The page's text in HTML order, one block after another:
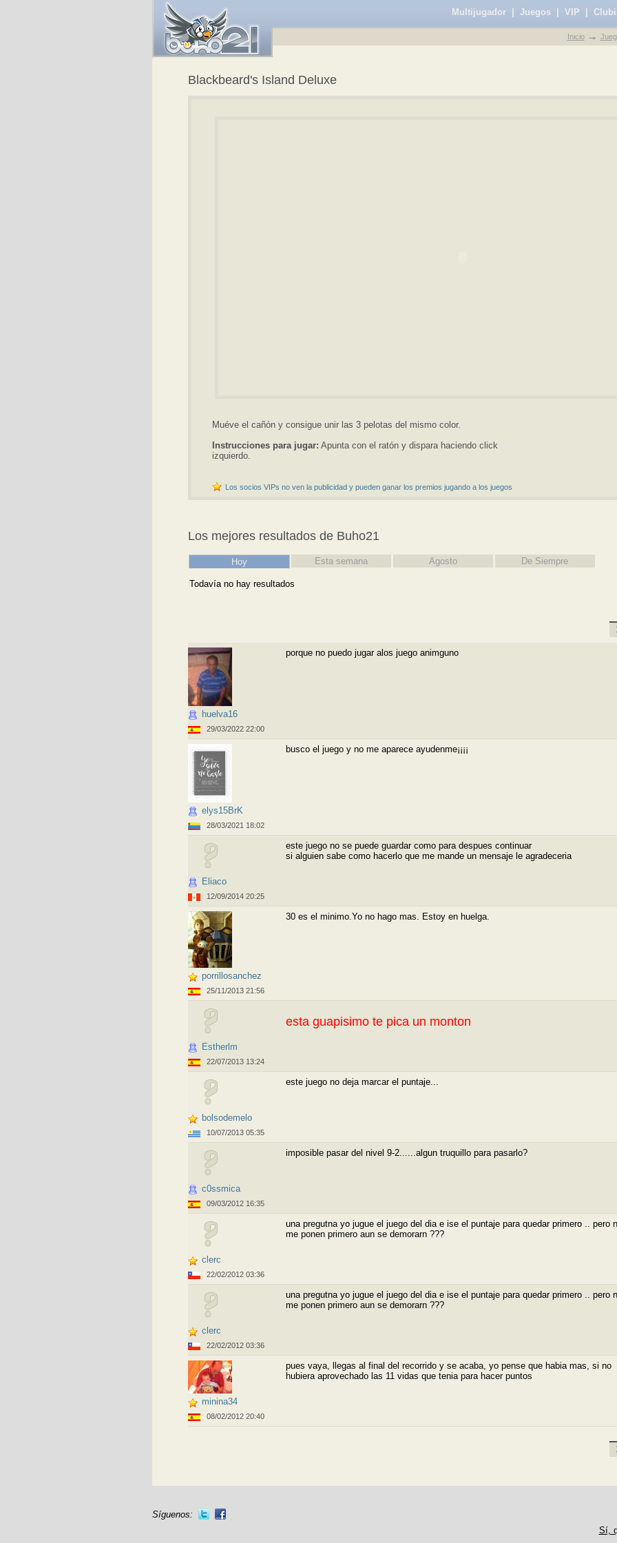
Multijugador| Juegos| VIP
Inicio
Blackbeard's Island Deluxe
Muéve el cañón y consigue unir las 3 pelotas del mismo color.
Instrucciones para jugar: Apunta con el ratón y dispara haciendo click
izquierdo.
Los socios VIPs no ven la publicidad y pueden ganar los premios jugando a los juegos
Los mejores resultados de Buho21
Hoy Esta semana Agosto De Siempre
Todavía no hay resultados
huelva16
29/03/2022 22:00
porque no puedo jugar alos juego animguno
elys15BrK
28/03/2021 18:02
busco el juego y no me aparece ayudenme¡¡¡¡
Eliaco
12/09/2014 20:25
este juego no se puede guardar como para despues continuar
si alguien sabe como hacerlo que me mande un mensaje le agradeceria
porrillosanchez
25/11/2013 21:56
30 es el minimo.Yo no hago mas. Estoy en huelga.
Estherlm
22/07/2013 13:24
esta guapisimo te pica un monton
bolsodemelo
10/07/2013 05:35
este juego no deja marcar el puntaje...
c0ssmica
09/03/2012 16:35
imposible pasar del nivel 9-2......algun truquillo para pasarlo?
clerc
22/02/2012 03:36
una pregutna yo jugue el juego del dia e ise el puntaje para quedar primero .. pero
me ponen primero aun se demorarn ???
clerc
22/02/2012 03:36
una pregutna yo jugue el juego del dia e ise el puntaje para quedar primero .. pero
me ponen primero aun se demorarn ???
minina34
08/02/2012 20:40
pues vaya, llegas al final del recorrido y se acaba, yo pense que habia mas, si no
hubiera aprovechado las 11 vidas que tenia para hacer puntos
Síguenos:
Sí,